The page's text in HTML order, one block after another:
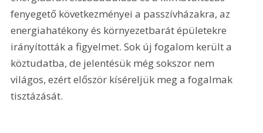
fenyegető következményei a passzívházakra, az
energiahatékony és környezetbarát épületekre
irányították a figyelmet. Sok új fogalom került a
köztudatba, de jelentésük még sokszor nem
világos, ezért először kíséreljük meg a fogalmak
tisztázását.